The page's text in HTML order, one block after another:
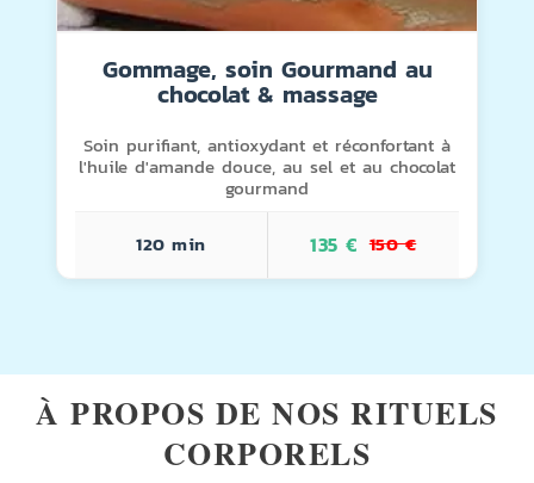
Gommage, soin Gourmand au
chocolat & massage
Soin purifiant, antioxydant et réconfortant à
l'huile d'amande douce, au sel et au chocolat
gourmand
120 min 135 € 150 €
ENVELOPPEMENT AU CHOCOLAT
+ PAUSE THÉ OU INFUSION
À PROPOS DE NOS RITUELS
CORPORELS